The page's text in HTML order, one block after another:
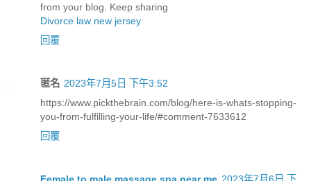
from your blog. Keep sharing
Divorce law new jersey
回覆
匿名 2023年7月5日 下午3:52
https://www.pickthebrain.com/blog/here-is-whats-stopping-
you-from-fulfilling-your-life/#comment-7633612
回覆